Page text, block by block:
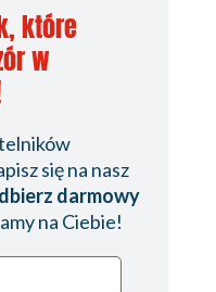
które
w
się na nasz
darmowy
na Ciebie!